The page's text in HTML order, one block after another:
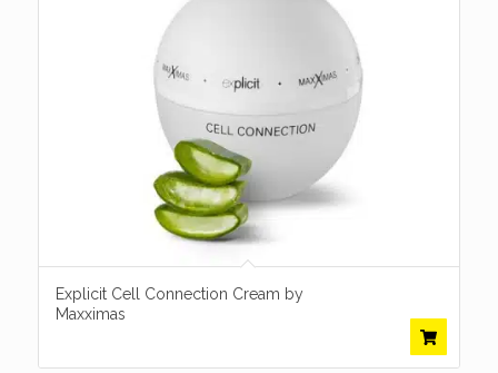
Explicit Cell Connection Cream by
Maxximas